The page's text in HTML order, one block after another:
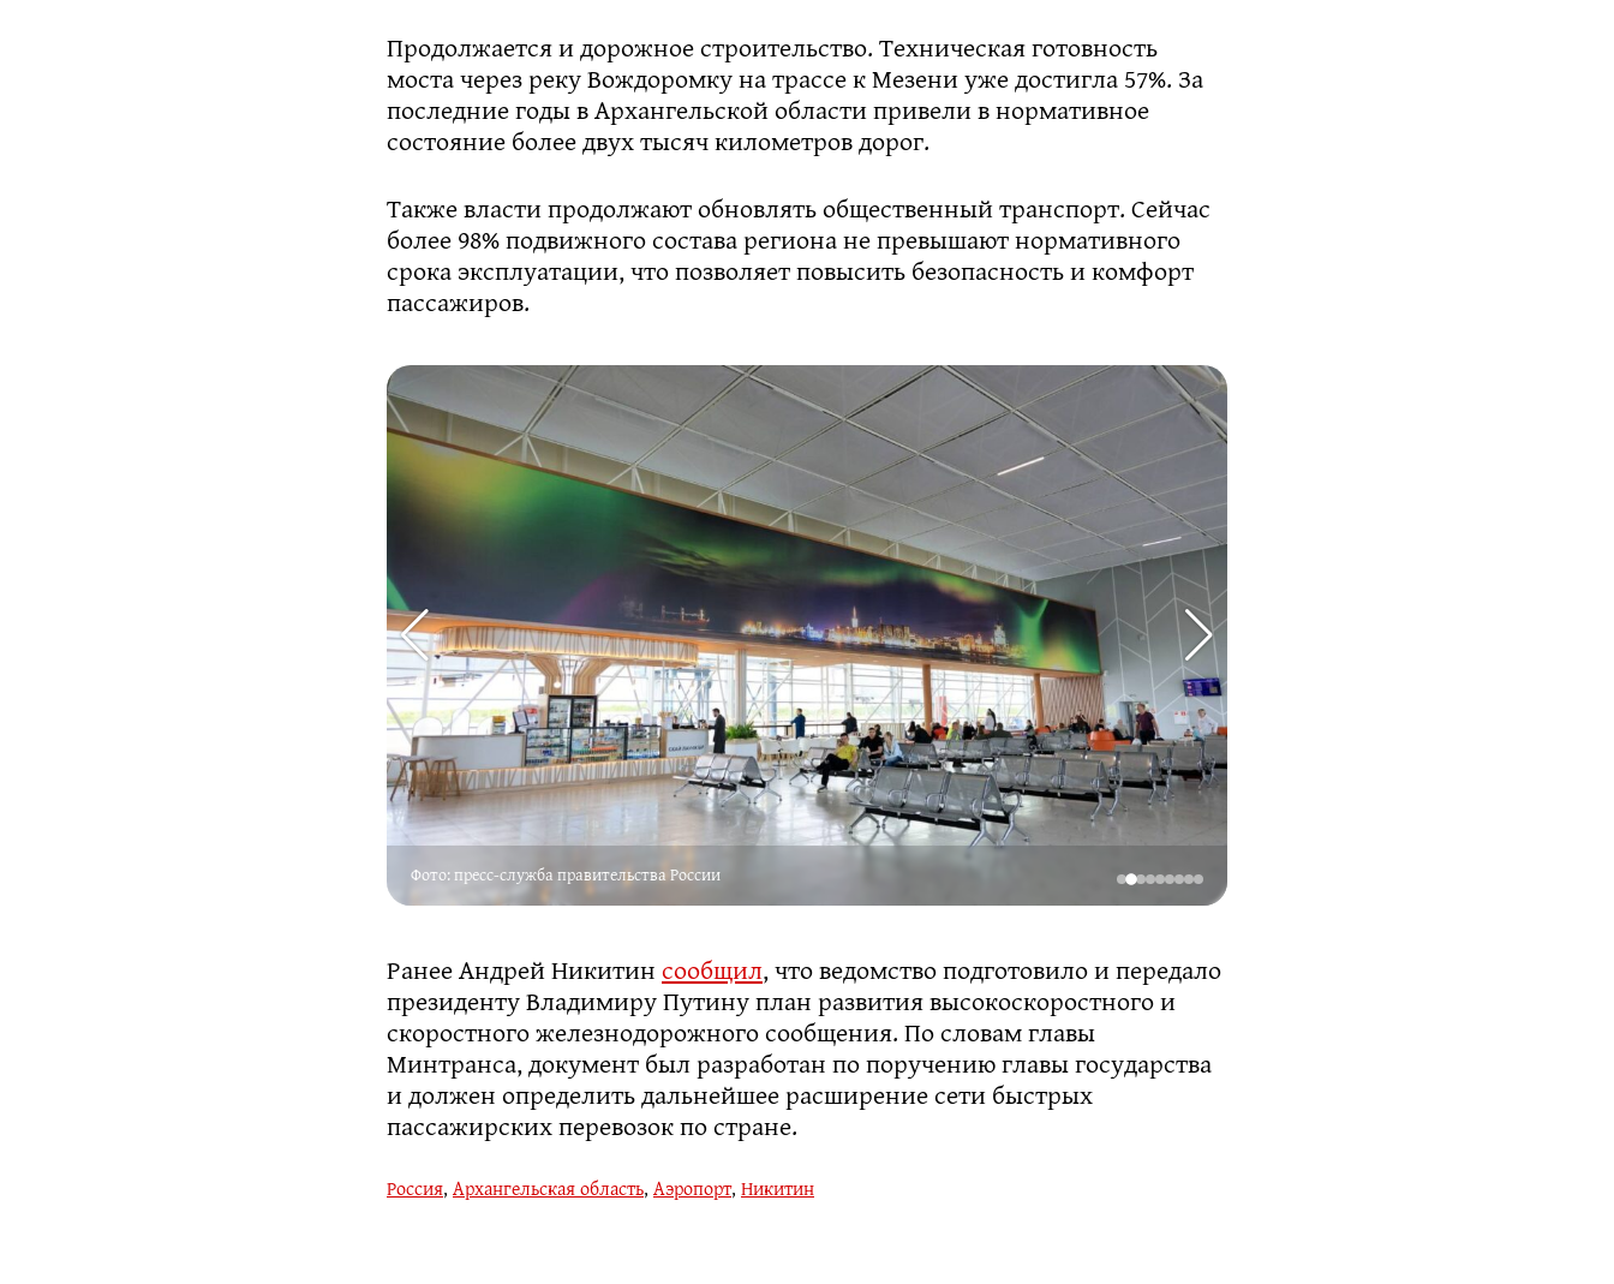
Продолжается и дорожное строительство. Техническая готовность
моста через реку Вождоромку на трассе к Мезени уже достигла 57%. За
последние годы в Архангельской области привели в нормативное
состояние более двух тысяч километров дорог.
Также власти продолжают обновлять общественный транспорт. Сейчас
более 98% подвижного состава региона не превышают нормативного
срока эксплуатации, что позволяет повысить безопасность и комфорт
пассажиров.
Фото: пресс-служба правительства России
Ранее Андрей Никитинсообщил, что ведомство подготовило и передало
президенту Владимиру Путину план развития высокоскоростного и
скоростного железнодорожного сообщения. По словам главы
Минтранса, документ был разработан по поручению главы государства
и должен определить дальнейшее расширение сети быстрых
пассажирских перевозок по стране.
Россия, Архангельская область, Аэропорт, Никитин